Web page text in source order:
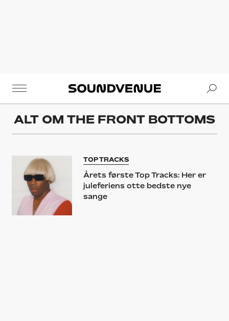
Soundvenue
ALT OM THE FRONT BOTTOMS
TOP TRACKS
Årets første Top Tracks: Her er
juleferiens otte bedste nye
sange